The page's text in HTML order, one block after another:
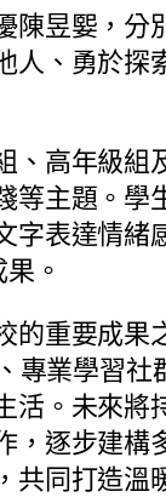
陳昱媐，分
人、勇於探
、高年級組
等主題。學
字表達情緒
。
的重要成果
專業學習社
活。未來將
，逐步建構
同打造溫